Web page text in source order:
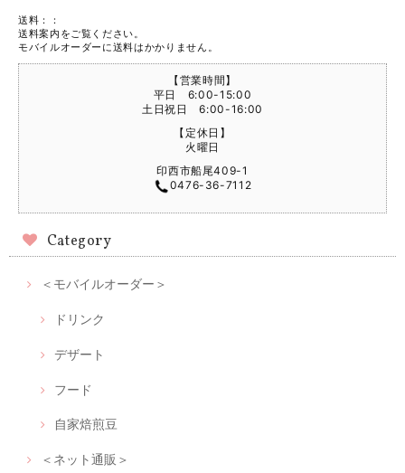
送料：：
送料案内をご覧ください。
モバイルオーダーに送料はかかりません。
【営業時間】
平日 6:00-15:00
土日祝日 6:00-16:00
【定休日】
火曜日
印西市船尾409-1
0476-36-7112
Category
＜モバイルオーダー＞
ドリンク
デザート
フード
自家焙煎豆
＜ネット通販＞